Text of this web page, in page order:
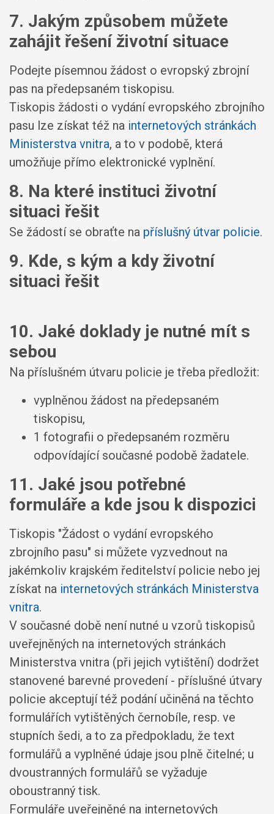
7. Jakým způsobem můžete
zahájit řešení životní situace
Podejte písemnou žádost o evropský zbrojní
pas na předepsaném tiskopisu.
Tiskopis žádosti o vydání evropského zbrojního
pasu lze získat též na internetových stránkách
Ministerstva vnitra, a to v podobě, která
umožňuje přímo elektronické vyplnění.
8. Na které instituci životní
situaci řešit
Se žádostí se obraťte na příslušný útvar policie.
9. Kde, s kým a kdy životní
situaci řešit
10. Jaké doklady je nutné mít s
sebou
Na příslušném útvaru policie je třeba předložit:
vyplněnou žádost na předepsaném
tiskopisu,
1 fotografii o předepsaném rozměru
odpovídající současné podobě žadatele.
11. Jaké jsou potřebné
formuláře a kde jsou k dispozici
Tiskopis "Žádost o vydání evropského
zbrojního pasu" si můžete vyzvednout na
jakémkoliv krajském ředitelství policie nebo jej
získat na internetových stránkách Ministerstva
vnitra.
V současné době není nutné u vzorů tiskopisů
uveřejněných na internetových stránkách
Ministerstva vnitra (při jejich vytištění) dodržet
stanovené barevné provedení - příslušné útvary
policie akceptují též podání učiněná na těchto
formulářích vytištěných černobíle, resp. ve
stupních šedi, a to za předpokladu, že text
formulářů a vyplněné údaje jsou plně čitelné; u
dvoustranných formulářů se vyžaduje
oboustranný tisk.
Formuláře uveřejněné na internetových